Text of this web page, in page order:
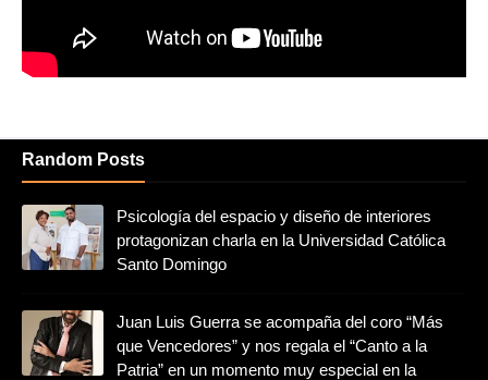
Random Posts
Psicología del espacio y diseño de interiores
protagonizan charla en la Universidad Católica
Santo Domingo
Juan Luis Guerra se acompaña del coro “Más
que Vencedores” y nos regala el “Canto a la
Patria” en un momento muy especial en la